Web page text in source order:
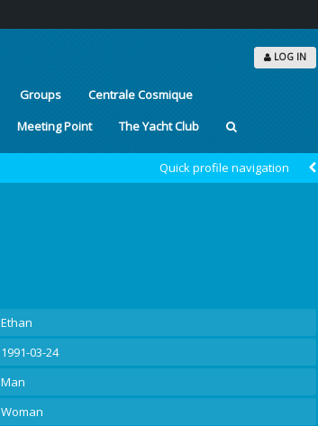
LOG IN
Groups
Centrale Cosmique
Meeting Point The Yacht Club
Quick profile navigation
Ethan
1991-03-24
Man
Woman